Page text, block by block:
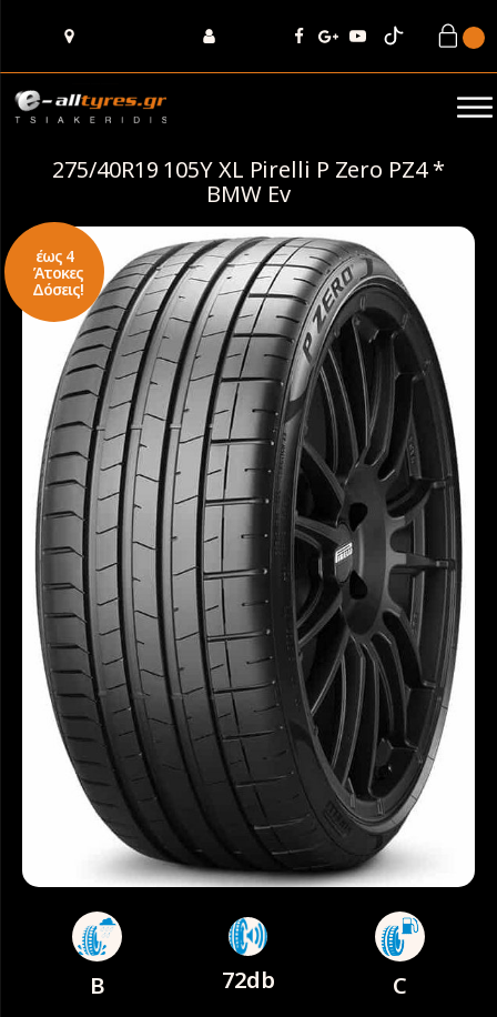
275/40R19 105Y XL Pirelli P Zero PZ4 *
BMW Ev
έως 4
Άτοκες
Δόσεις!
B 72db C